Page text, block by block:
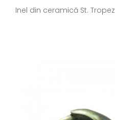
Inel din ceramică St. Tropez